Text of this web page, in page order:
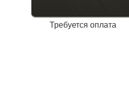
Требуется оплата